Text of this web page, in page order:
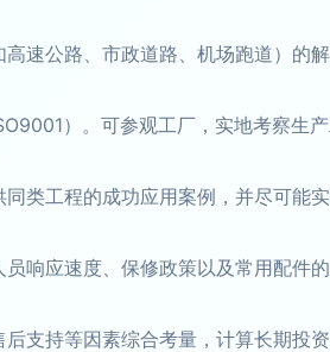
速公路、市政道路、机场跑道）的
）。可参观工厂，实地考察生
类工程的成功应用案例，并尽可能
响应速度、保修政策以及常用配件
支持等因素综合考量，计算长期投